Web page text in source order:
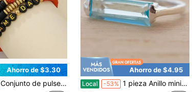
Ahorro de $3.30
Conjunto de pulseras apilables con cuentas para el día del partido de fútbol, pulseras elásticas con dijes de rugby con letras, regalo de joyería con los colores del equipo deportivo para mujeres en fiestas de partidos.
Ahorro de $4.95
Local -53% 1 pieza Anillo minimalista para mujer de acero inoxidable con piedra rectangular larga azul claro, joyería para regalo de verano y vacaciones, anillo para mujer